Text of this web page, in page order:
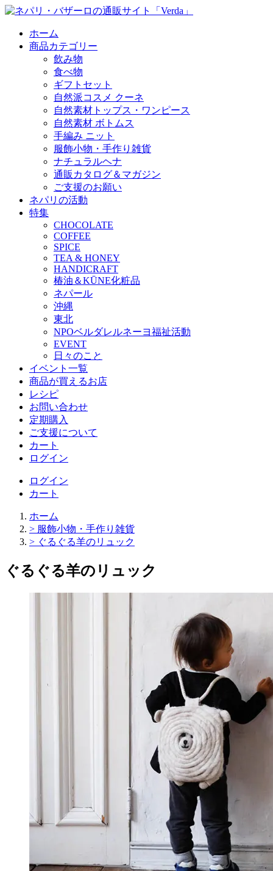
ホーム
商品カテゴリー
飲み物
食べ物
ギフトセット
自然派コスメ クーネ
自然素材トップス・ワンピース
自然素材 ボトムス
手編み ニット
服飾小物・手作り雑貨
ナチュラルヘナ
通販カタログ＆マガジン
ご支援のお願い
ネパリの活動
特集
CHOCOLATE
COFFEE
SPICE
TEA & HONEY
HANDICRAFT
椿油＆KŪNE化粧品
ネパール
沖縄
東北
NPOベルダレルネーヨ福祉活動
EVENT
日々のこと
イベント一覧
商品が買えるお店
レシピ
お問い合わせ
定期購入
ご支援について
カート
ログイン
ログイン
カート
ホーム
> 服飾小物・手作り雑貨
> ぐるぐる羊のリュック
ぐるぐる羊のリュック